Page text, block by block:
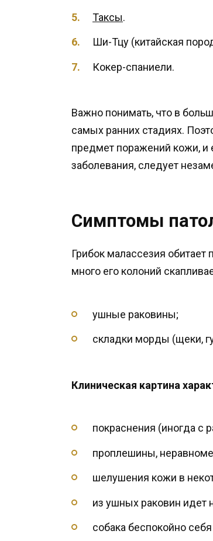
Таксы.
Ши-Тцу (китайская
Кокер-спаниели.
Важно понимать, что в
самых ранних стадиях.
предмет поражений кожи, и
заболевания, следует
Симптомы
Грибок малассезия обитает
много его колоний
ушные раковины;
складки морды (щеки,
Клиническая картина
покраснения (иногда с
проплешины,
шелушения кожи в
из ушных раковин идет
собака беспокойно